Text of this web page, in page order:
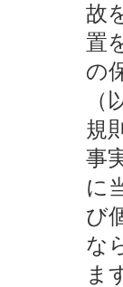
故
置
の
規
事
に
び
な
ま